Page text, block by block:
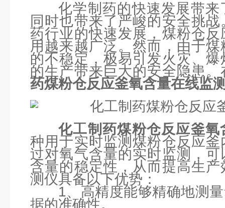
化学制药的快速发展带
同时也带来了严峻的安全挑
药行业的快速发展，煤粉仓
用越来越广泛。然而，由于
的不稳定，极易引发火灾、
的生产带来巨大的安全隐患
药煤粉仓反应釜氧含量在线监
化工制药煤粉仓反应釜
种用于实时监测煤粉仓反应
过对氧气含量的实时监测，
含量的稳定性，从而提高生
测仪具备以下优势：
1、高精度能够精确地测
据的准确性。